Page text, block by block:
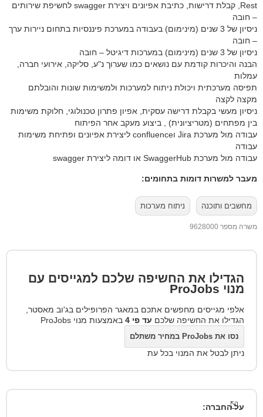
Rest, קבלת דרישות, כתיבת אפיונים ויצירת swagger לחשיפת שירותים
– חובה
ניסיון של 3 שנים (מינימום) בעבודה במערכת פיננסיות בתחום ניירות ערך
– חובה
ניסיון של 3 שנים (מינימום) במערכות דיגיטל – חובה
הבנה והיכרות קודמת עם נושאים כמו שערוך נ"ע, סליקה, אירועי חברה,
עמלות
תפיסה מערכתית ויכולת ניתוח למערכות ולמשימות שונות והובלתם
מקצה לקצה
ניסיון מעשי בקבלת דרישה עסקית, אפיון פתרון טכנולוגי, חלוקת משימות
בין מפתחים (מטריציונית) , ביצוע מעקב אחר הפיתוח
עבודה מול מערכת Jira וconfluence ליצירת אפיונים ופתיחת משימות
עבודה
עבודה מול מערכת SwaggerHub או דומה ליצירת swagger
מעבר למשרות דומות בתחומים:
מחשבים ותוכנה ניתוח מערכות
משרה מספר 9628000
הגדילו את החשיפה שלכם למגייסים עם
מנוי ProJobs
אלפי מגייסים מחפשים אתכם במאגר הפרופילים בג'וב מאסטר,
הגדילו את החשיפה שלכם עד פי 4 באמצעות מנוי ProJobs
נסו את ProJobs במחיר משתלם
ניתן לבטל את המנוי בכל עת
על החברה: